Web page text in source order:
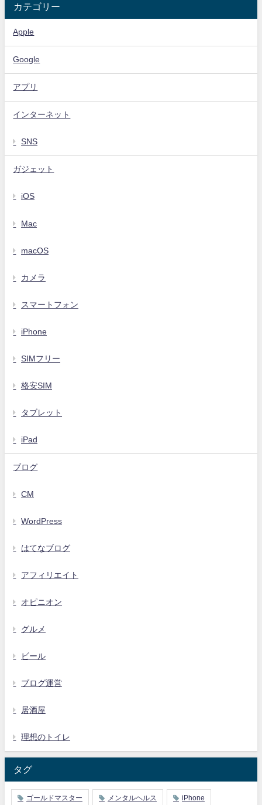
カテゴリー
Apple
Google
アプリ
インターネット
SNS
ガジェット
iOS
Mac
macOS
カメラ
スマートフォン
iPhone
SIMフリー
格安SIM
タブレット
iPad
ブログ
CM
WordPress
はてなブログ
アフィリエイト
オピニオン
グルメ
ビール
ブログ運営
居酒屋
理想のトイレ
タグ
ゴールドマスター メンタルヘルス iPhone